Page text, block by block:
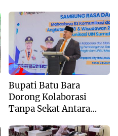
Husna Sabet Juara
Umum I
Batu Bara
Bupati Batu Bara
Dorong Kolaborasi
Tanpa Sekat Antara
Akademisi UINSU